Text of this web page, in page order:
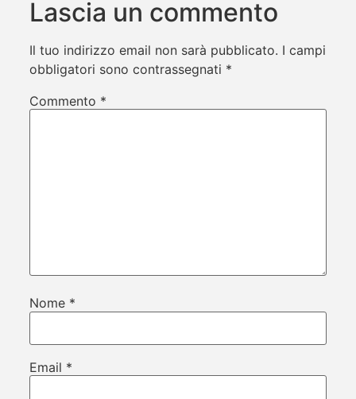
Lascia un commento
Il tuo indirizzo email non sarà pubblicato. I campi
obbligatori sono contrassegnati *
Commento *
Nome *
Email *